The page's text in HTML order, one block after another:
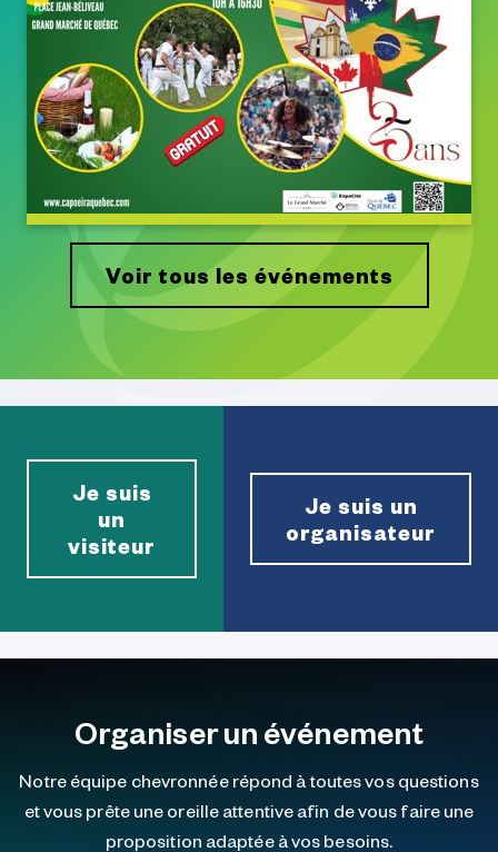
Voir tous les événements
Je suis
un
visiteur
Je suis un
organisateur
Organiser un événement
Notre équipe chevronnée répond à toutes vos questions
et vous prête une oreille attentive afin de vous faire une
proposition adaptée à vos besoins.